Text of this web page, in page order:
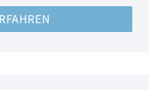
Ihnen fast alle Rechte